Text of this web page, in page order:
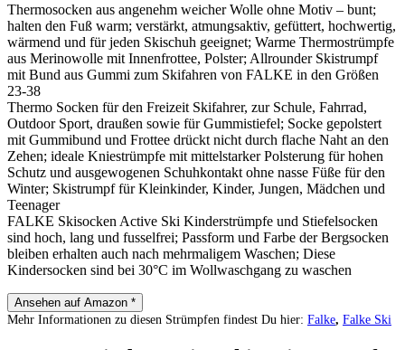
Thermosocken aus angenehm weicher Wolle ohne Motiv – bunt;
halten den Fuß warm; verstärkt, atmungsaktiv, gefüttert, hochwertig,
wärmend und für jeden Skischuh geeignet; Warme Thermostrümpfe
aus Merinowolle mit Innenfrottee, Polster; Allrounder Skistrumpf
mit Bund aus Gummi zum Skifahren von FALKE in den Größen
23-38
Thermo Socken für den Freizeit Skifahrer, zur Schule, Fahrrad,
Outdoor Sport, draußen sowie für Gummistiefel; Socke gepolstert
mit Gummibund und Frottee drückt nicht durch flache Naht an den
Zehen; ideale Kniestrümpfe mit mittelstarker Polsterung für hohen
Schutz und ausgewogenen Schuhkontakt ohne nasse Füße für den
Winter; Skistrumpf für Kleinkinder, Kinder, Jungen, Mädchen und
Teenager
FALKE Skisocken Active Ski Kinderstrümpfe und Stiefelsocken
sind hoch, lang und fusselfrei; Passform und Farbe der Bergsocken
bleiben erhalten auch nach mehrmaligem Waschen; Diese
Kindersocken sind bei 30°C im Wollwaschgang zu waschen
Ansehen auf Amazon *
Mehr Informationen zu diesen Strümpfen findest Du hier: Falke, Falke Ski